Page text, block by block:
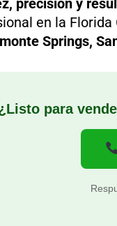
en la
Springs,
para